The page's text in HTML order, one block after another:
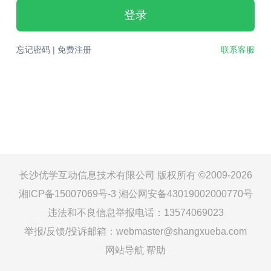
登录
忘记密码| 免费注册 联系客服
长沙优学互动信息技术有限公司 版权所有 ©2009-2026
湘ICP备15007069号-3 湘公网安备43019002000770号
违法和不良信息举报电话：13574069023
举报/反馈/投诉邮箱：webmaster@shangxueba.com
网站导航 帮助